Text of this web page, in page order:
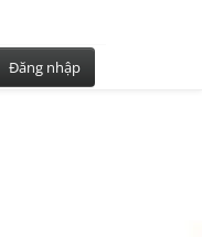
Đăng nhập